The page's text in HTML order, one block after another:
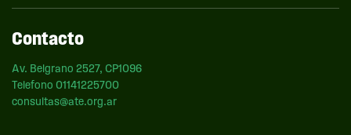
Contacto
Av. Belgrano 2527, CP1096
Telefono 01141225700
consultas@ate.org.ar